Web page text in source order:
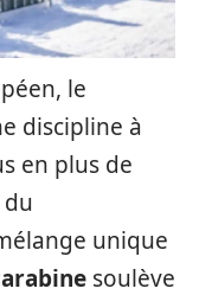
le
discipline à
en plus de
unique
soulève